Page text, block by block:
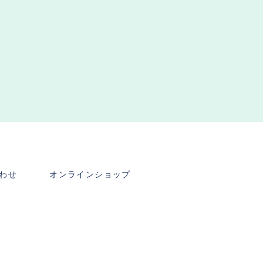
せ オンラインショップ